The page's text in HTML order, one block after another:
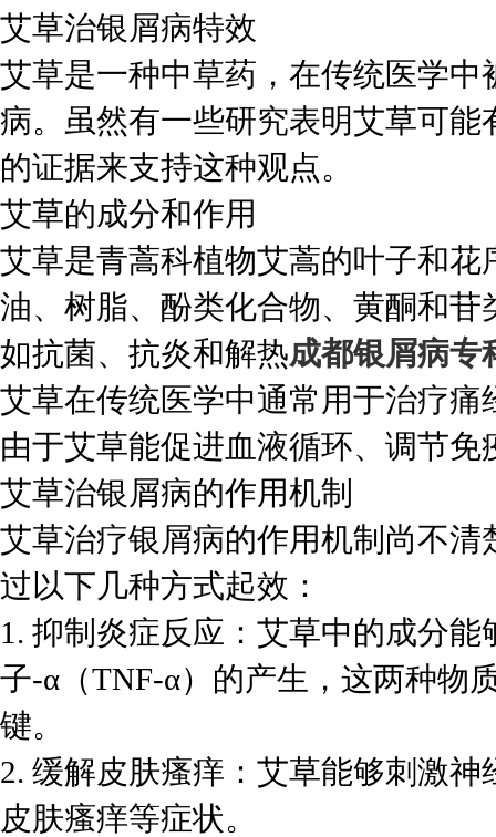
艾草治银屑病特效
艾草是一种中草药，在传统医学
病。虽然有一些研究表明艾草可
的证据来支持这种观点。
艾草的成分和作用
艾草是青蒿科植物艾蒿的叶子和
油、树脂、酚类化合物、黄酮和
如抗菌、抗炎和解热成都银屑病专
艾草在传统医学中通常用于治疗
由于艾草能促进血液循环、调节
艾草治银屑病的作用机制
艾草治疗银屑病的作用机制尚不
过以下几种方式起效：
1. 抑制炎症反应：艾草中的成分
子-α（TNF-α）的产生，这两种物
键。
2. 缓解皮肤瘙痒：艾草能够刺激
皮肤瘙痒等症状。